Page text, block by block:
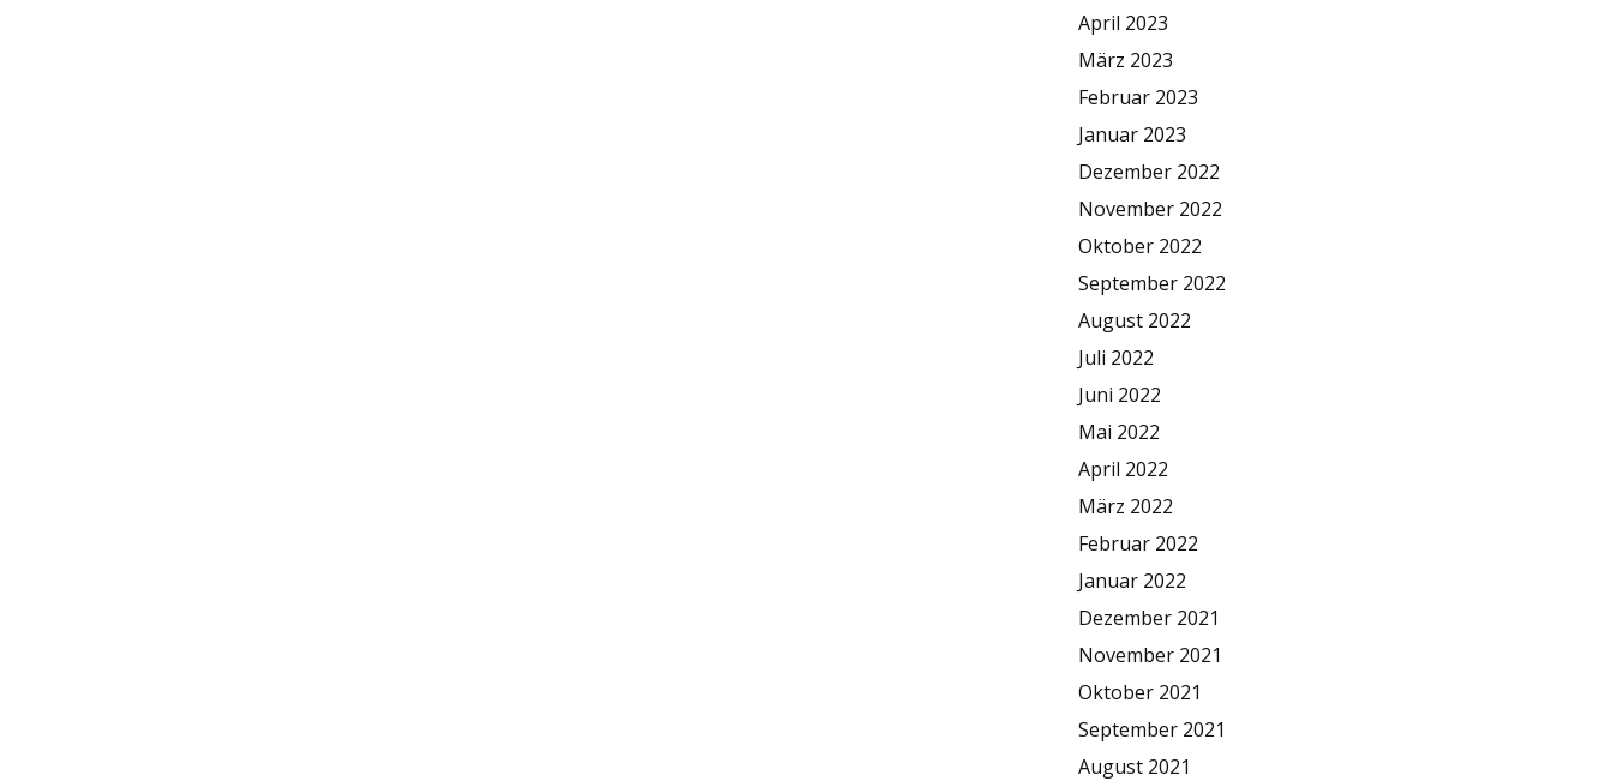
April 2023
März 2023
Februar 2023
Januar 2023
Dezember 2022
November 2022
Oktober 2022
September 2022
August 2022
Juli 2022
Juni 2022
Mai 2022
April 2022
März 2022
Februar 2022
Januar 2022
Dezember 2021
November 2021
Oktober 2021
September 2021
August 2021